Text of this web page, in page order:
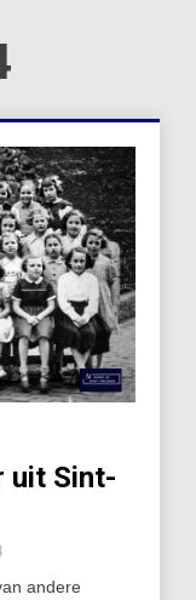
uit Sint-
andere